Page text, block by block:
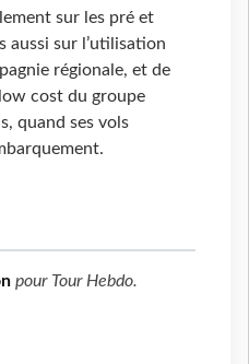
sur les pré et
aussi sur l’utilisation
régionale, et de
cost du groupe
quand ses vols
pour Tour Hebdo.